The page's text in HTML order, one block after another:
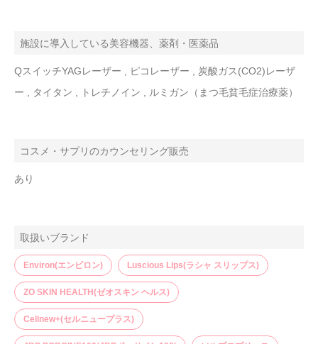
施設に導入している美容機器、薬剤・医薬品
QスイッチYAGレーザー , ピコレーザー , 炭酸ガス(CO2)レーザ
ー , タイタン , トレチノイン , ルミガン（まつ毛貧毛症治療薬）
コスメ・サプリのカウンセリング販売
あり
取扱いブランド
Environ(エンビロン) Luscious Lips(ラシャ スリップス)
ZO SKIN HEALTH(ゼオスキン ヘルス)
Cellnew+(セルニュープラス)